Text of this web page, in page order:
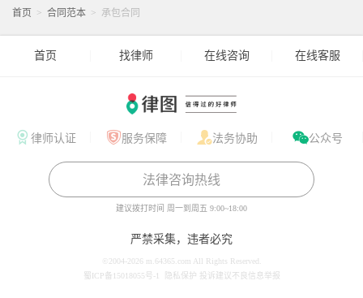
首页 > 合同范本 > 承包合同
首页 找律师 在线咨询 在线客服
律师认证 服务保障 法务协助 公众号
法律咨询热线
建议拨打时间 周一到周五 9:00~18:00
严禁采集，违者必究
©2004-2026 m.64365.com All Rights Reserved.
蜀ICP备15018055号-1
隐私保护 投诉建议不良信息举报